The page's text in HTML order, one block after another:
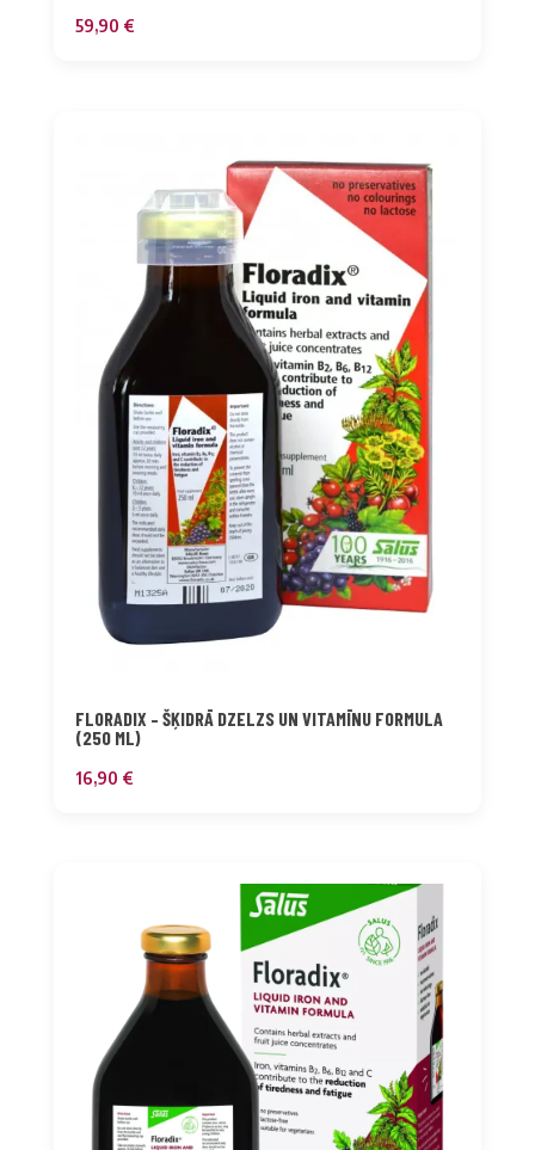
59,90 €
FLORADIX – ŠĶIDRĀ DZELZS UN VITAMĪNU FORMULA
(250 ML)
16,90 €